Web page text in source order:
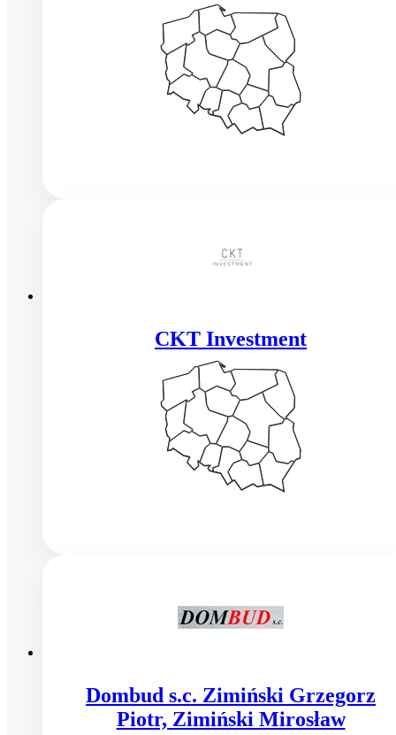
CKT Investment
Dombud s.c. Zimiński Grzegorz
Piotr, Zimiński Mirosław